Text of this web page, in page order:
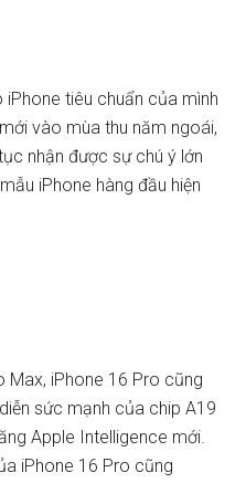
tiêu chuẩn của mình
vào mùa thu năm ngoái,
nhận được sự chú ý lớn
iPhone hàng đầu hiện
Max, iPhone 16 Pro cũng
sức mạnh của chip A19
Apple Intelligence mới.
iPhone 16 Pro cũng